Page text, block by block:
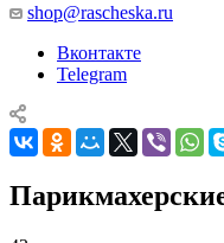
shop@rascheska.ru
Вконтакте
Telegram